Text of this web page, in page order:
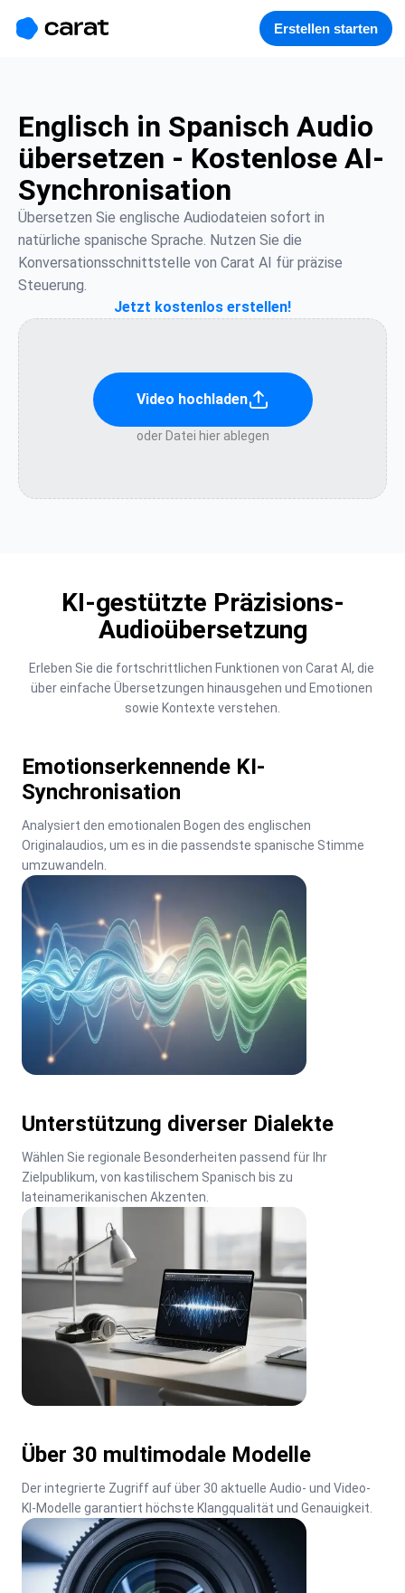
Erstellen starten
Englisch in Spanisch Audio
übersetzen - Kostenlose AI-
Synchronisation
Übersetzen Sie englische Audiodateien sofort in
natürliche spanische Sprache. Nutzen Sie die
Konversationsschnittstelle von Carat AI für präzise
Steuerung.
Jetzt kostenlos erstellen!
Video hochladen
oder Datei hier ablegen
KI-gestützte Präzisions-
Audioübersetzung
Erleben Sie die fortschrittlichen Funktionen von Carat AI, die
über einfache Übersetzungen hinausgehen und Emotionen
sowie Kontexte verstehen.
Emotionserkennende KI-
Synchronisation
Analysiert den emotionalen Bogen des englischen
Originalaudios, um es in die passendste spanische Stimme
umzuwandeln.
Unterstützung diverser Dialekte
Wählen Sie regionale Besonderheiten passend für Ihr
Zielpublikum, von kastilischem Spanisch bis zu
lateinamerikanischen Akzenten.
Über 30 multimodale Modelle
Der integrierte Zugriff auf über 30 aktuelle Audio- und Video-
KI-Modelle garantiert höchste Klangqualität und Genauigkeit.